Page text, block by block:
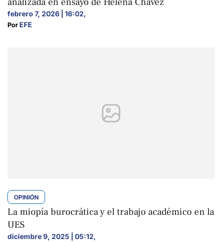
febrero 7, 2026 | 16:02,
Por EFE
OPINIÓN
La miopía burocrática y el trabajo académico en la
UES
diciembre 9, 2025 | 05:12,